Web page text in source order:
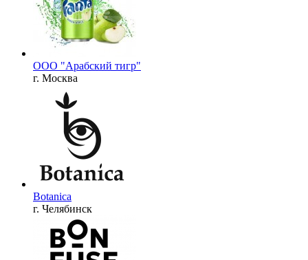
ООО "Арабский тигр"
г. Москва
Botanica
г. Челябинск